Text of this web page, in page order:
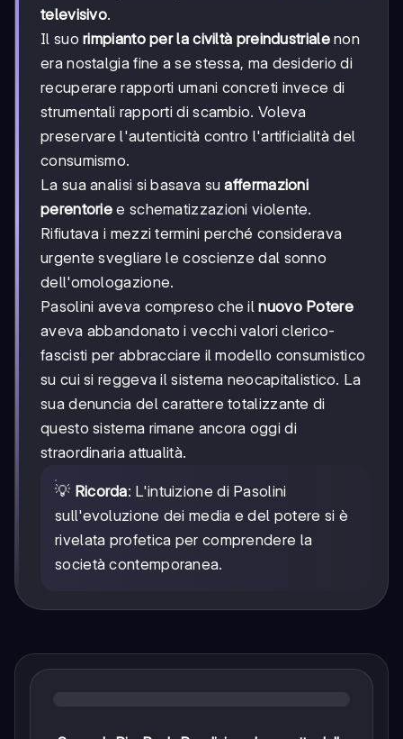
televisivo.
Il suorimpianto per la civiltà preindustrialenon
era nostalgia fine a se stessa, ma desiderio di
recuperare rapporti umani concreti invece di
strumentali rapporti di scambio. Voleva
preservare l'autenticità contro l'artificialità del
consumismo.
La sua analisi si basava suaffermazioni
perentorie e schematizzazioni violente.
Rifiutava i mezzi termini perché considerava
urgente svegliare le coscienze dal sonno
dell'omologazione.
Pasolini aveva compreso che ilnuovo Potere
aveva abbandonato i vecchi valori clerico-
fascisti per abbracciare il modello consumistico
su cui si reggeva il sistema neocapitalistico. La
sua denuncia del carattere totalizzante di
questo sistema rimane ancora oggi di
straordinaria attualità.
💡 Ricorda: L'intuizione di Pasolini
sull'evoluzione dei media e del potere si è
rivelata profetica per comprendere la
società contemporanea.